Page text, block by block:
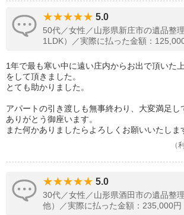
5.0
50代／女性／山形県新庄市の遺品整
1LDK）／実際に払った金額：
1年で最も寒い中に遠い庄内からお出で頂いた
をして頂きました。
とても助かりました。
アパートの引き渡しも無事終わり、大変満足し
ありがとう御座います。
また何かありましたらよろしくお願いいたしま
5.0
30代／女性／山形県酒田市の遺品整
他）／実際に払った金額：235,000円